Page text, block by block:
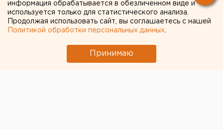
информация обрабатывается в обезличенном виде и
используется только для статистического анализа.
Продолжая использовать сайт, вы соглашаетесь с нашей
Политикой обработки персональных данных
Принимаю